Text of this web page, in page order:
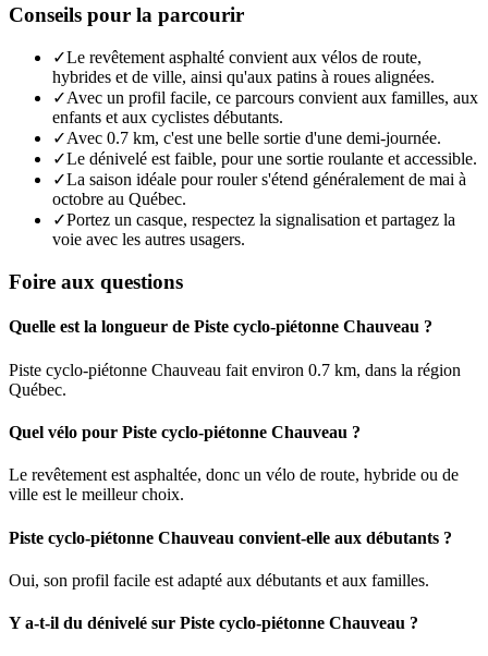
Conseils pour la parcourir
✓Le revêtement asphalté convient aux vélos de route,
hybrides et de ville, ainsi qu'aux patins à roues alignées.
✓Avec un profil facile, ce parcours convient aux familles, aux
enfants et aux cyclistes débutants.
✓Avec 0.7 km, c'est une belle sortie d'une demi-journée.
✓Le dénivelé est faible, pour une sortie roulante et accessible.
✓La saison idéale pour rouler s'étend généralement de mai à
octobre au Québec.
✓Portez un casque, respectez la signalisation et partagez la
voie avec les autres usagers.
Foire aux questions
Quelle est la longueur de Piste cyclo-piétonne Chauveau ?
Piste cyclo-piétonne Chauveau fait environ 0.7 km, dans la région
Québec.
Quel vélo pour Piste cyclo-piétonne Chauveau ?
Le revêtement est asphaltée, donc un vélo de route, hybride ou de
ville est le meilleur choix.
Piste cyclo-piétonne Chauveau convient-elle aux débutants ?
Oui, son profil facile est adapté aux débutants et aux familles.
Y a-t-il du dénivelé sur Piste cyclo-piétonne Chauveau ?